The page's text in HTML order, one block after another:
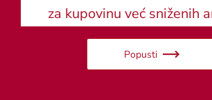
za kupovinu već sniženih
Popusti